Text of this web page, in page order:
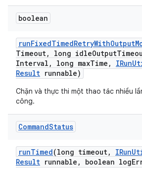
boolean
runFixedTimedRetryWithOutput
Timeout, long idleOutput
Interval , long maxTime , IRun
Result runnable)
Chặn và thực thi một thao tác nhiều
công.
CommandStatus
runTimed(long timeout, IRun
Result runnable , boolean log